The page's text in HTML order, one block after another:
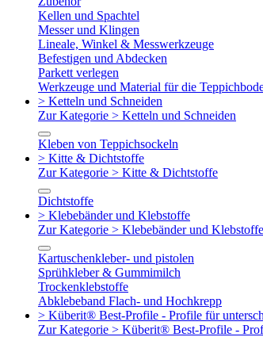
Kellen und Spachtel
Messer und Klingen
Lineale, Winkel & Messwerkzeuge
Befestigen und Abdecken
Parkett verlegen
Werkzeuge und Material für die
> Ketteln und Schneiden
Zur Kategorie > Ketteln und Schneiden
Kleben von Teppichsockeln
> Kitte & Dichtstoffe
Zur Kategorie > Kitte & Dichtstoffe
Dichtstoffe
> Klebebänder und Klebstoffe
Zur Kategorie > Klebebänder und Klebstoffe
Kartuschenkleber- und pistolen
Sprühkleber & Gummimilch
Trockenklebstoffe
Abklebeband Flach- und Hochkrepp
> Küberit® Best-Profile - Profile für
Zur Kategorie > Küberit® Best-Profile -